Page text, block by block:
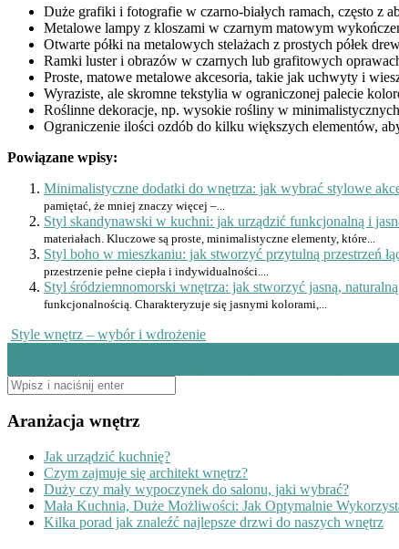
Duże grafiki i fotografie w czarno-białych ramach, często z
Metalowe lampy z kloszami w czarnym matowym
Otwarte półki na metalowych stelażach z prostych półek
Ramki luster i obrazów w czarnych lub grafitowych
Proste, matowe metalowe akcesoria, takie jak uchwyty i
Wyraziste, ale skromne tekstylia w ograniczonej palecie
Roślinne dekoracje, np. wysokie rośliny w
Ograniczenie ilości ozdób do kilku większych elementów,
Powiązane wpisy:
Minimalistyczne dodatki do wnętrza: jak wybrać stylowe
pamiętać, że mniej znaczy więcej –...
Styl skandynawski w kuchni: jak urządzić funkcjonalną i
materiałach. Kluczowe są proste, minimalistyczne elementy, które...
Styl boho w mieszkaniu: jak stworzyć przytulną przestrzeń
przestrzenie pełne ciepła i indywidualności....
Styl śródziemnomorski wnętrza: jak stworzyć jasną, naturalną
funkcjonalnością. Charakteryzuje się jasnymi kolorami,...
Style wnętrz – wybór i wdrożenie
wpisy
Szukaj:
Aranżacja wnętrz
Jak urządzić kuchnię?
Czym zajmuje się architekt wnętrz?
Duży czy mały wypoczynek do salonu, jaki wybrać?
Mała Kuchnia, Duże Możliwości: Jak Optymalnie
Kilka porad jak znaleźć najlepsze drzwi do naszych wnętrz